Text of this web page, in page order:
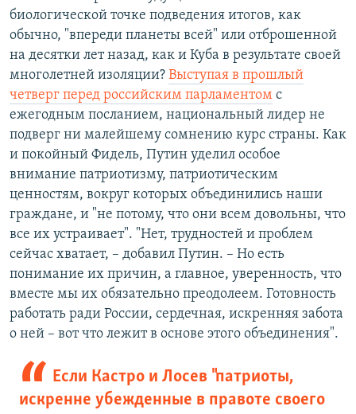
биологической точке подведения итогов, как
обычно, "впереди планеты всей" или отброшенной
на десятки лет назад, как и Куба в результате своей
многолетней изоляции? Выступая в прошлый
четверг перед российским парламентом с
ежегодным посланием, национальный лидер не
подверг ни малейшему сомнению курс страны. Как
и покойный Фидель, Путин уделил особое
внимание патриотизму, патриотическим
ценностям, вокруг которых объединились наши
граждане, и "не потому, что они всем довольны, что
все их устраивает". "Нет, трудностей и проблем
сейчас хватает, – добавил Путин. – Но есть
понимание их причин, а главное, уверенность, что
вместе мы их обязательно преодолеем. Готовность
работать ради России, сердечная, искренняя забота
о ней – вот что лежит в основе этого объединения".
Если Кастро и Лосев "патриоты,
искренне убежденные в правоте своего